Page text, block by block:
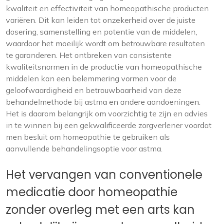
kwaliteit en effectiviteit van homeopathische producten
variëren. Dit kan leiden tot onzekerheid over de juiste
dosering, samenstelling en potentie van de middelen,
waardoor het moeilijk wordt om betrouwbare resultaten
te garanderen. Het ontbreken van consistente
kwaliteitsnormen in de productie van homeopathische
middelen kan een belemmering vormen voor de
geloofwaardigheid en betrouwbaarheid van deze
behandelmethode bij astma en andere aandoeningen.
Het is daarom belangrijk om voorzichtig te zijn en advies
in te winnen bij een gekwalificeerde zorgverlener voordat
men besluit om homeopathie te gebruiken als
aanvullende behandelingsoptie voor astma.
Het vervangen van conventionele
medicatie door homeopathie
zonder overleg met een arts kan